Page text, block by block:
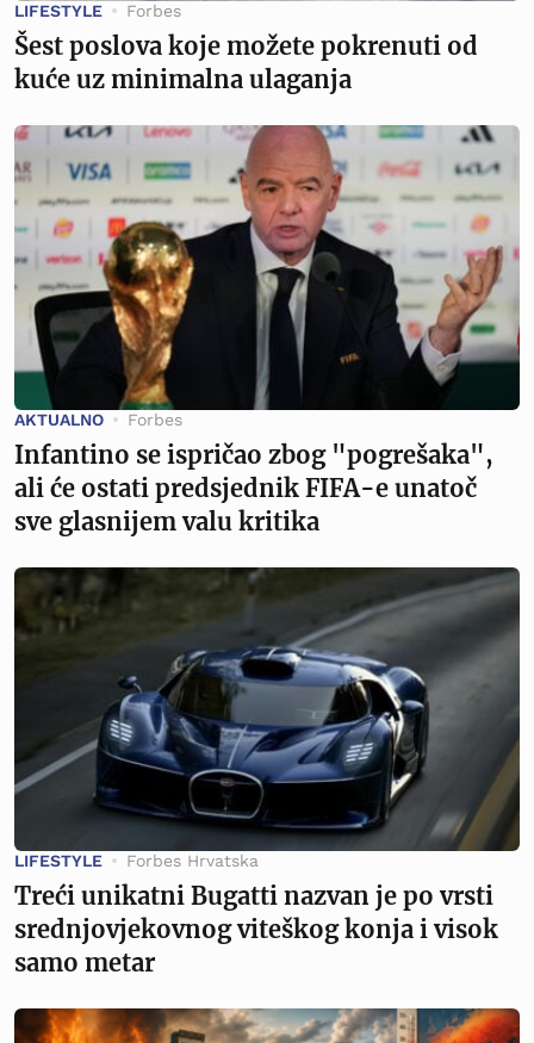
LIFESTYLE Forbes
Šest poslova koje možete pokrenuti od
kuće uz minimalna ulaganja
AKTUALNO Forbes
Infantino se ispričao zbog "pogrešaka",
ali će ostati predsjednik FIFA-e unatoč
sve glasnijem valu kritika
LIFESTYLE Forbes Hrvatska
Treći unikatni Bugatti nazvan je po vrsti
srednjovjekovnog viteškog konja i visok
samo metar